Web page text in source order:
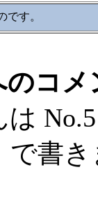
です。
のコメ
で書